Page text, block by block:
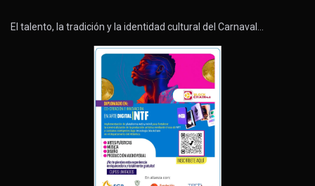
El talento, la tradición y la identidad cultural del Carnaval…